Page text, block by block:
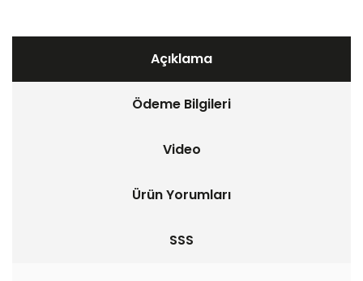
Açıklama
Ödeme Bilgileri
Video
Ürün Yorumları
SSS